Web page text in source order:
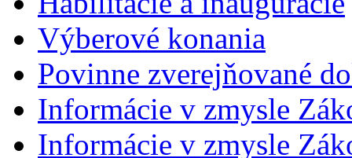
Výberové konania
Povinne zverejňované
Informácie v zmysle
Informácie v zmysle